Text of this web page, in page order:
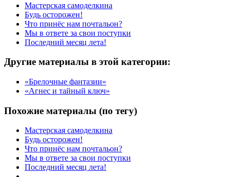
Мастерская самоделкина
Будь осторожен!
Что принёс нам почтальон?
Мы в ответе за свои поступки
Последний месяц лета!
Другие материалы в этой категории:
«Брелочные фантазии»
«Агнес и тайный ключ»
Похожие материалы (по тегу)
Мастерская самоделкина
Будь осторожен!
Что принёс нам почтальон?
Мы в ответе за свои поступки
Последний месяц лета!